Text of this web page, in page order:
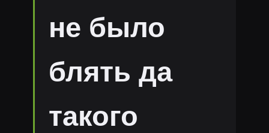
не было
блять да
такого